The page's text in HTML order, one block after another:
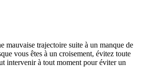
mauvaise trajectoire suite à un manque de
vous êtes à un croisement, évitez toute
intervenir à tout moment pour éviter un